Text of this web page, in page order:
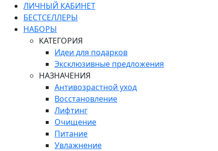
ЛИЧНЫЙ КАБИНЕТ
БЕСТСЕЛЛЕРЫ
НАБОРЫ
КАТЕГОРИЯ
Идеи для подарков
Эксклюзивные предложения
НАЗНАЧЕНИЯ
Антивозрастной уход
Восстановление
Лифтинг
Очищение
Питание
Увлажнение